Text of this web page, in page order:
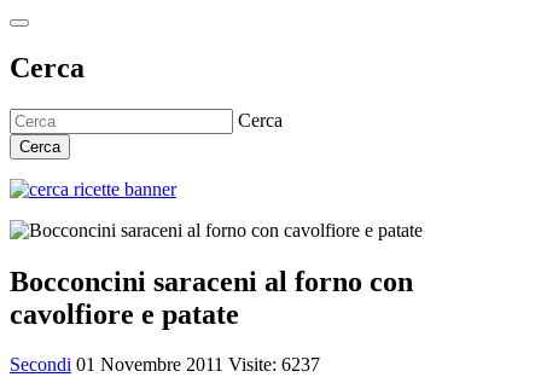
Cerca
Cerca
Cerca
Bocconcini saraceni al forno con
cavolfiore e patate
Secondi 01 Novembre 2011 Visite: 6237